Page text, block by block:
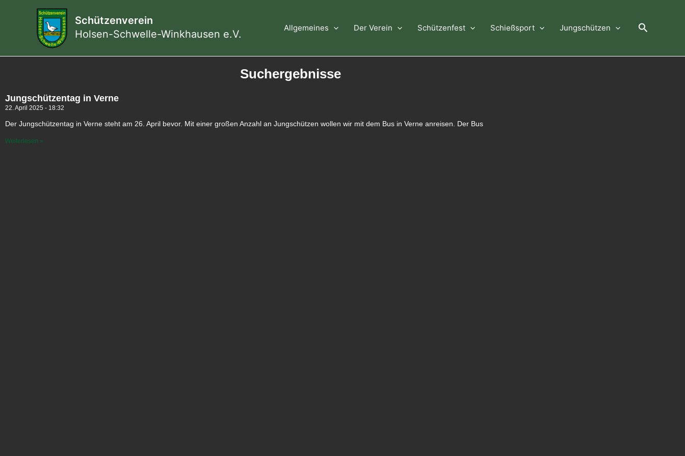
Schützenverein
Holsen-Schwelle-Winkhausen e.V.
Allgemeines Der Verein Schützenfest Schießsport Jungschützen Suchen
Suchergebnisse
Jungschützentag in Verne
22. April 2025 18:32
Der Jungschützentag in Verne steht am 26. April bevor. Mit einer großen Anzahl an Jungschützen wollen wir mit dem Bus in Verne anreisen. Der Bus
Weiterlesen »